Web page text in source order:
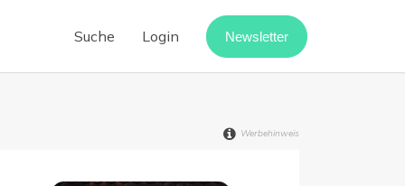
Suche Login Newsletter
Call-Center-Software Werbehinweis